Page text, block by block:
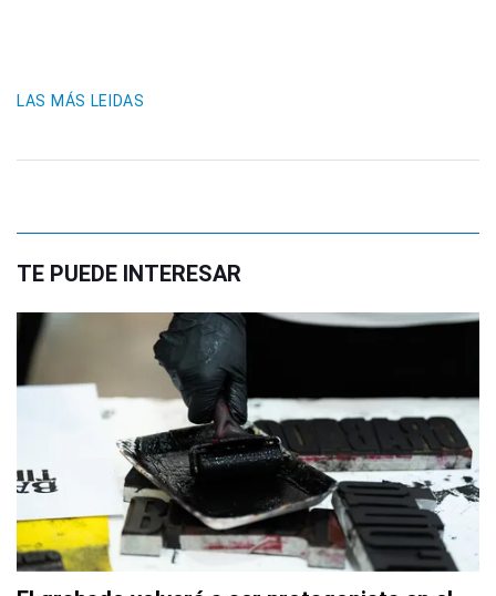
LAS MÁS LEIDAS
TE PUEDE INTERESAR